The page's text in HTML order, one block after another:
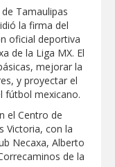
ACERCA
A FAMILIAS CON
DE TI”
del empleo para
de Tamaulipas
Ortiz a más de 390
Tecnológica
Tamaulipas
la firma del
oficial deportiva
de la Liga MX. El
mejorar la
y proyectar el
fútbol mexicano.
el Centro de
Victoria, con la
Necaxa, Alberto
de la